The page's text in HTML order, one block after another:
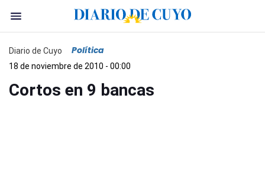
Diario de Cuyo Política
18 de noviembre de 2010 - 00:00
Cortos en 9 bancas